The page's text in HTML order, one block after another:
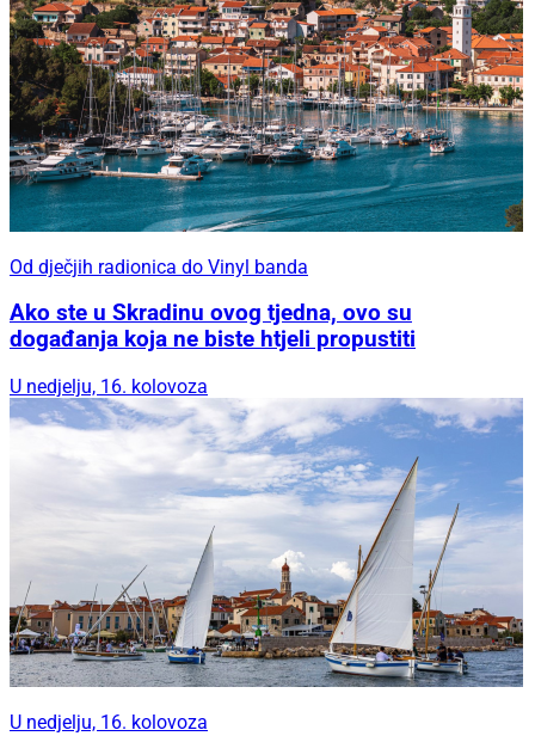
Od dječjih radionica do Vinyl banda
Ako ste u Skradinu ovog tjedna, ovo su
događanja koja ne biste htjeli propustiti
U nedjelju, 16. kolovoza
U nedjelju, 16. kolovoza